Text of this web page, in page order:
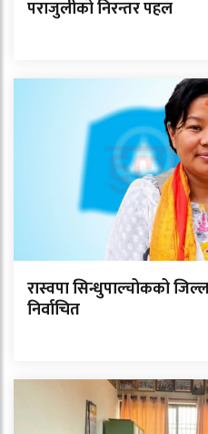
पराजुलीको निरन्तर पहल
रास्वपा सिन्धुपाल्चोकको
निर्वाचित